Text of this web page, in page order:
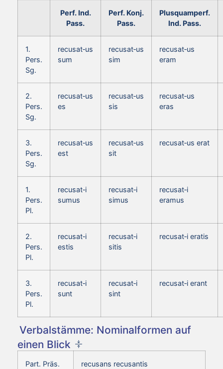
Perf. Ind.
Pass.
Perf. Konj.
Pass.
Plusquamperf.
Ind. Pass.
1.
Pers.
Sg.
recusat‑us
sum
recusat‑us
sim
recusat‑us
eram
2.
Pers.
Sg.
recusat‑us
es
recusat‑us
sis
recusat‑us
eras
3.
Pers.
Sg.
recusat‑us
est
recusat‑us
sit
recusat‑us erat
1.
Pers.
Pl.
recusat‑i
sumus
recusat‑i
simus
recusat‑i
eramus
2.
Pers.
Pl.
recusat‑i
estis
recusat‑i
sitis
recusat‑i eratis
3.
Pers.
Pl.
recusat‑i
sunt
recusat‑i
sint
recusat‑i erant
Verbalstämme: Nominalformen auf
einen Blick
Part. Präs.
recusans recusantis